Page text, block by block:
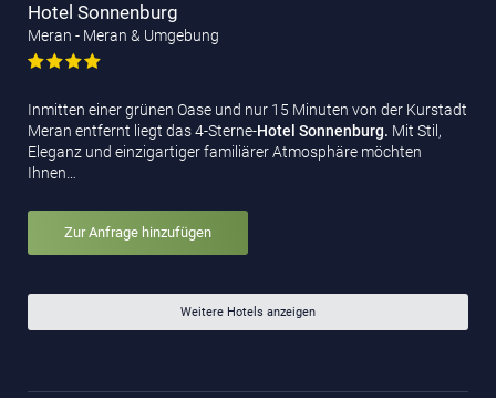
Hotel Sonnenburg
Meran - Meran & Umgebung
Inmitten einer grünen Oase und nur 15 Minuten von der Kurstadt
Meran entfernt liegt das 4-Sterne-Hotel Sonnenburg. Mit Stil,
Eleganz und einzigartiger familiärer Atmosphäre möchten
Ihnen…
Zur Anfrage hinzufügen
Weitere Hotels anzeigen